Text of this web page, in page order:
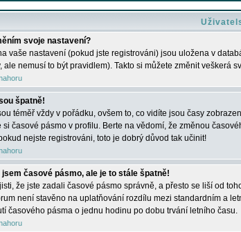
svoje nastavení?
vaše nastavení (pokud jste registrováni) jsou uložena v
ale nemusí to být pravidlem). Takto si můžete změnit veškerá
špatně!
téměř vždy v pořádku, ovšem to, co vidíte jsou časy
si časové pásmo v profilu. Berte na vědomí, že změnou
nejste registrováni, toto je dobrý důvod tak učinit!
jsem časové pásmo, ale je to stále špatně!
že jste zadali časové pásmo správně, a přesto se liší od
není stavěno na uplatňování rozdílu mezi standardním a
časového pásma o jednu hodinu po dobu trvání letního času.